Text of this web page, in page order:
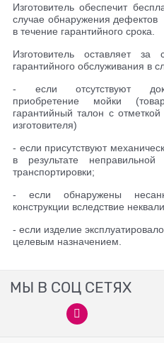
Изготовитель обеспечит
случае обнаружения дефектов
в течение гарантийного срока.
Изготовитель оставляет за
гарантийного обслуживания в
- если отсутствуют
приобретение мойки
гарантийный талон с
изготовителя)
- если присутствуют
в результате неправильной
транспортировки;
- если обнаружены
конструкции вследствие
- если изделие
целевым назначением.
МЫ В СОЦ СЕТЯХ